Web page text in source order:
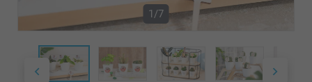
1/7